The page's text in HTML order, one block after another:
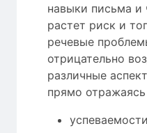
навыки письма и
растет риск и
речевые
отрицательно
различные
прямо отражаясь